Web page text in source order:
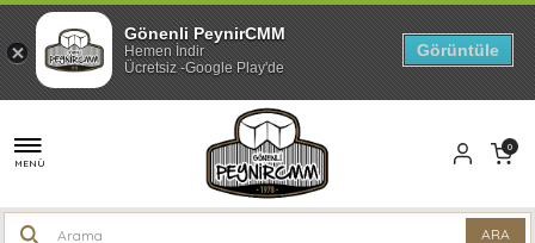
MENÜ
0
Gönenli PeynirCMM
Hemen İndir
Ücretsiz -Google Play'de
Görüntüle